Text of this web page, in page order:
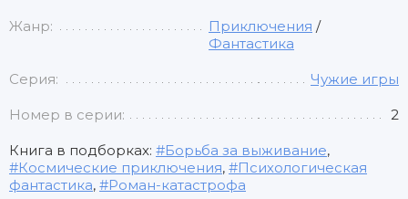
Жанр: Приключения /
Фантастика
Серия: Чужие игры
Номер в серии: 2
Книга в подборках: Борьба за выживание,
Космические приключения,
Психологическая
фантастика, Роман-катастрофа